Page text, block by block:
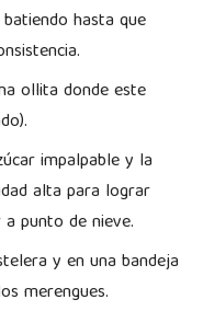
hasta que
ollita donde este
impalpable y la
alta para lograr
punto de nieve.
y en una bandeja
merengues.